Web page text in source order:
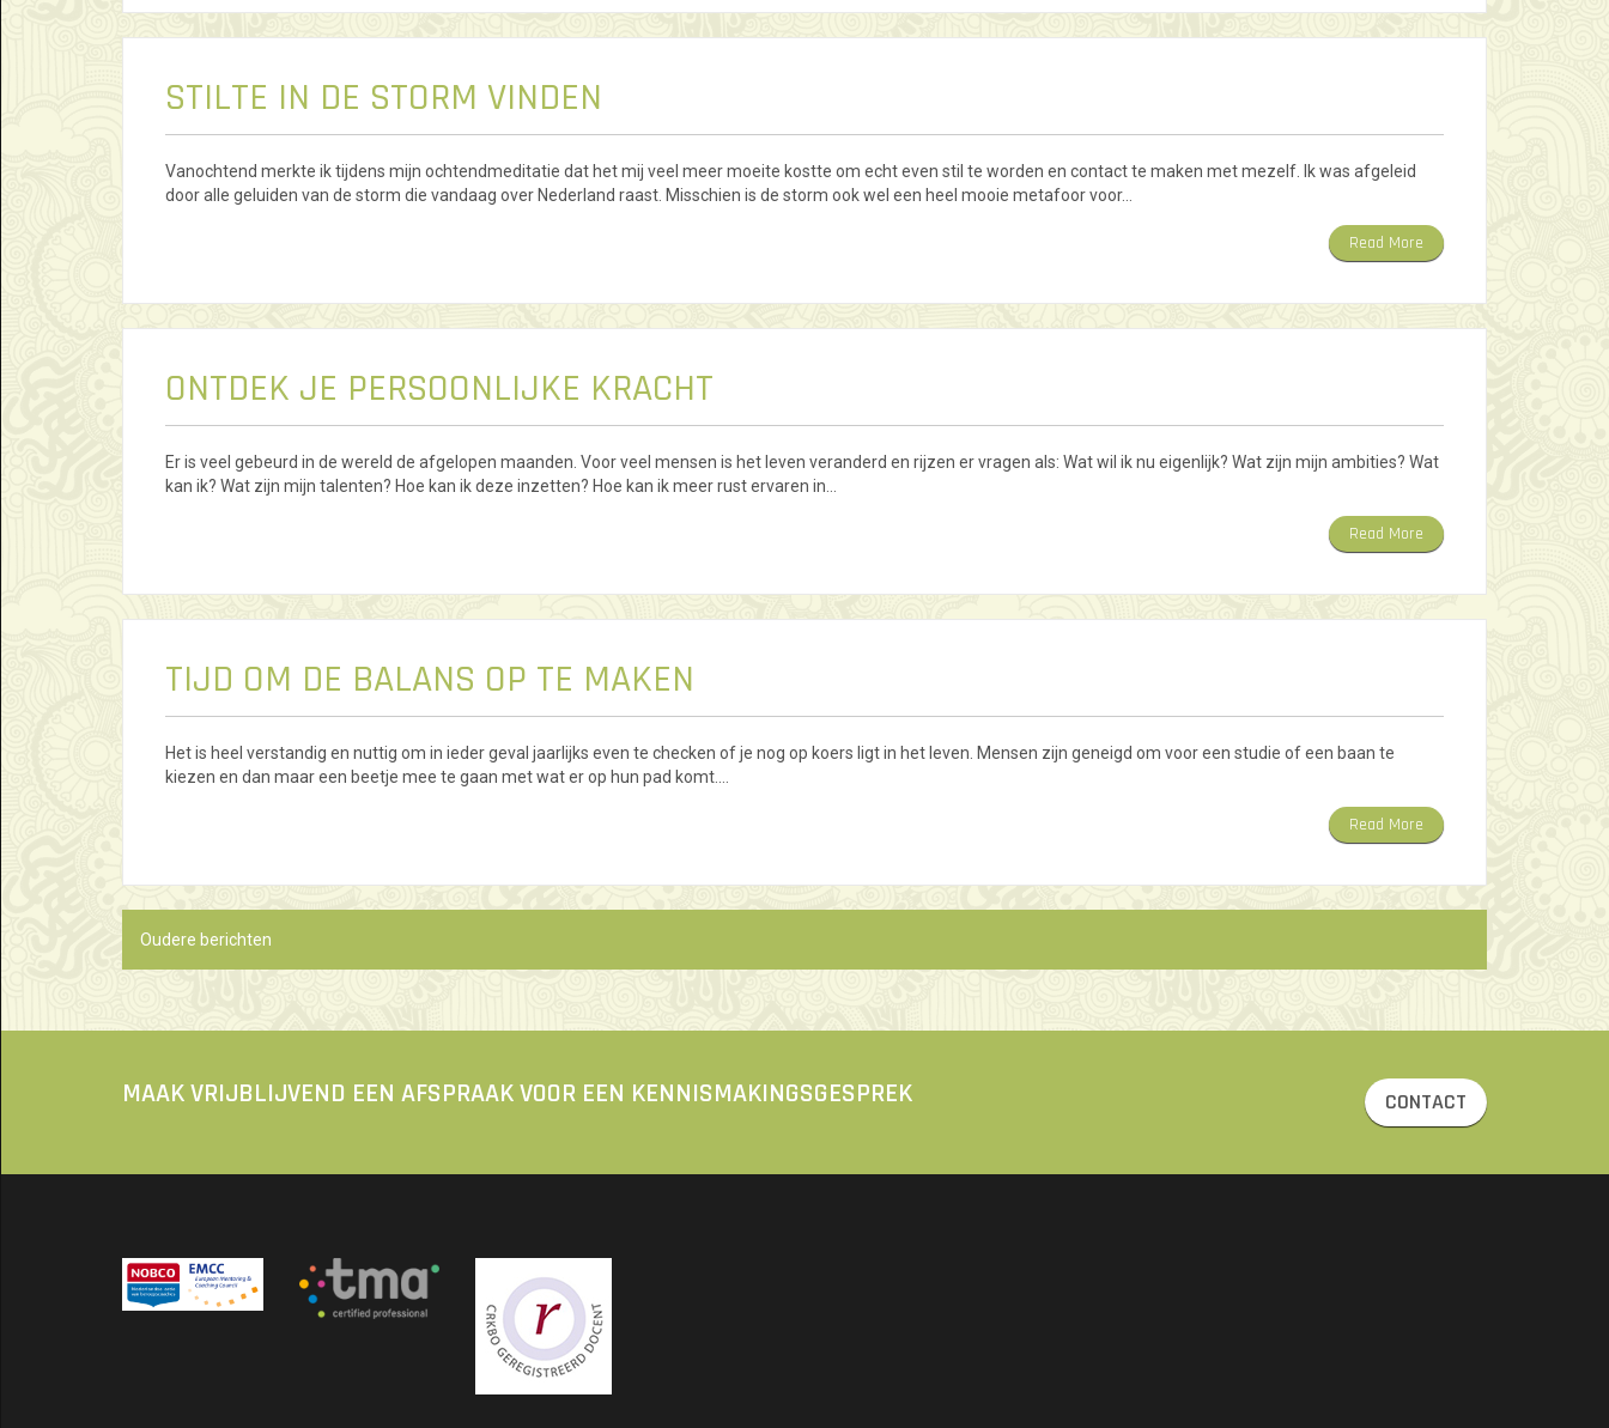
STILTE IN DE STORM VINDEN
Vanochtend merkte ik tijdens mijn ochtendmeditatie dat het mij veel meer moeite kostte om echt even stil te worden en contact te maken met mezelf. Ik was afgeleid
door alle geluiden van de storm die vandaag over Nederland raast. Misschien is de storm ook wel een heel mooie metafoor voor…
Read More
ONTDEK JE PERSOONLIJKE KRACHT
Er is veel gebeurd in de wereld de afgelopen maanden. Voor veel mensen is het leven veranderd en rijzen er vragen als: Wat wil ik nu eigenlijk? Wat zijn mijn ambities? Wat
kan ik? Wat zijn mijn talenten? Hoe kan ik deze inzetten? Hoe kan ik meer rust ervaren in…
Read More
TIJD OM DE BALANS OP TE MAKEN
Het is heel verstandig en nuttig om in ieder geval jaarlijks even te checken of je nog op koers ligt in het leven. Mensen zijn geneigd om voor een studie of een baan te
kiezen en dan maar een beetje mee te gaan met wat er op hun pad komt.…
Read More
Berichtennavigatie
Oudere berichten
MAAK VRIJBLIJVEND EEN AFSPRAAK VOOR EEN KENNISMAKINGSGESPREK CONTACT